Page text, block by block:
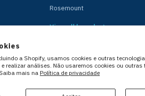
a Shopify, usamos cookies e outras
e realizar análises. Não usaremos cookies ou
mais naPolítica de privacidade
Rosemount
View all brands →